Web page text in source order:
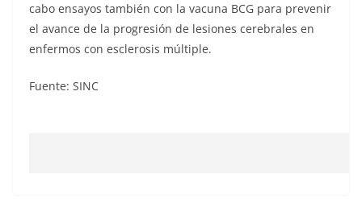
cabo ensayos también con la vacuna BCG para prevenir
el avance de la progresión de lesiones cerebrales en
enfermos con esclerosis múltiple.
Fuente: SINC